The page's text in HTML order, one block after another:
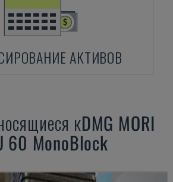
АКТИВОВ
кDMG MORI
60 MonoBlock